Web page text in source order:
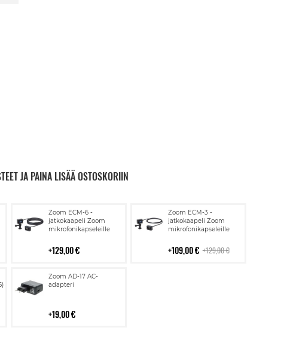
JA PAINA LISÄÄ OSTOSKORIIN
Zoom ECM-6 -
jatkokaapeli Zoom
mikrofonikapseleille
129,00 €
Lisää
ostoskoriin
Zoom ECM-3 -
jatkokaapeli Zoom
mikrofonikapseleille
109,00 € 129,00 €
Lisää
ostoskoriin
Zoom AD-17 AC-
adapteri
19,00 €
Lisää
ostoskoriin